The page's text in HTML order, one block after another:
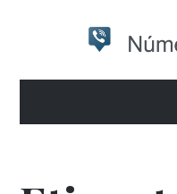
Otro sitio realizado